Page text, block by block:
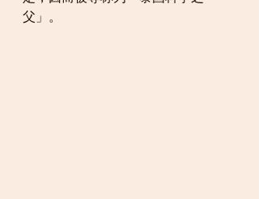
父」。